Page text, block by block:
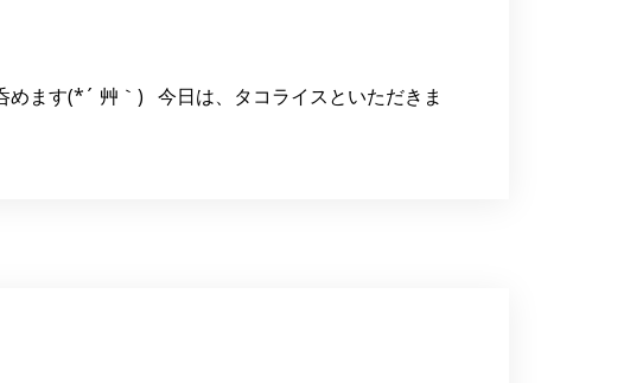
ます(*´ 艸｀) 今日は、タコライスといただきま